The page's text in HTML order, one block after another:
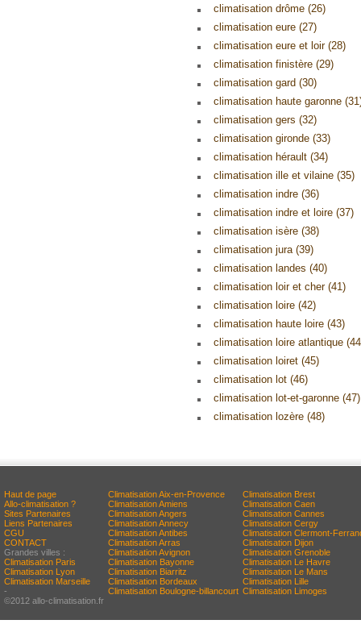
climatisation drôme (26)
climatisation eure (27)
climatisation eure et loir (28)
climatisation finistère (29)
climatisation gard (30)
climatisation haute garonne
climatisation gers (32)
climatisation gironde (33)
climatisation hérault (34)
climatisation ille et vilaine (35)
climatisation indre (36)
climatisation indre et loire (37)
climatisation isère (38)
climatisation jura (39)
climatisation landes (40)
climatisation loir et cher (41)
climatisation loire (42)
climatisation haute loire (43)
climatisation loire atlantique
climatisation loiret (45)
climatisation lot (46)
climatisation lot-et-garonne (47)
climatisation lozère (48)
Haut de page
Allo-climatisation ?
Sites Partenaires
Liens Partenaires
CGU
CONTACT
Grandes villes :
Climatisation Paris
Climatisation Lyon
Climatisation Marseille
-
©2012 allo-climatisation.fr
Climatisation Aix-en-Provence
Climatisation Amiens
Climatisation Angers
Climatisation Annecy
Climatisation Antibes
Climatisation Arras
Climatisation Avignon
Climatisation Bayonne
Climatisation Biarritz
Climatisation Bordeaux
Climatisation Boulogne-billancourt
Climatisation Brest
Climatisation Caen
Climatisation Cannes
Climatisation Cergy
Climatisation Clermont-
Climatisation Dijon
Climatisation Grenoble
Climatisation Le Havre
Climatisation Le Mans
Climatisation Lille
Climatisation Limoges